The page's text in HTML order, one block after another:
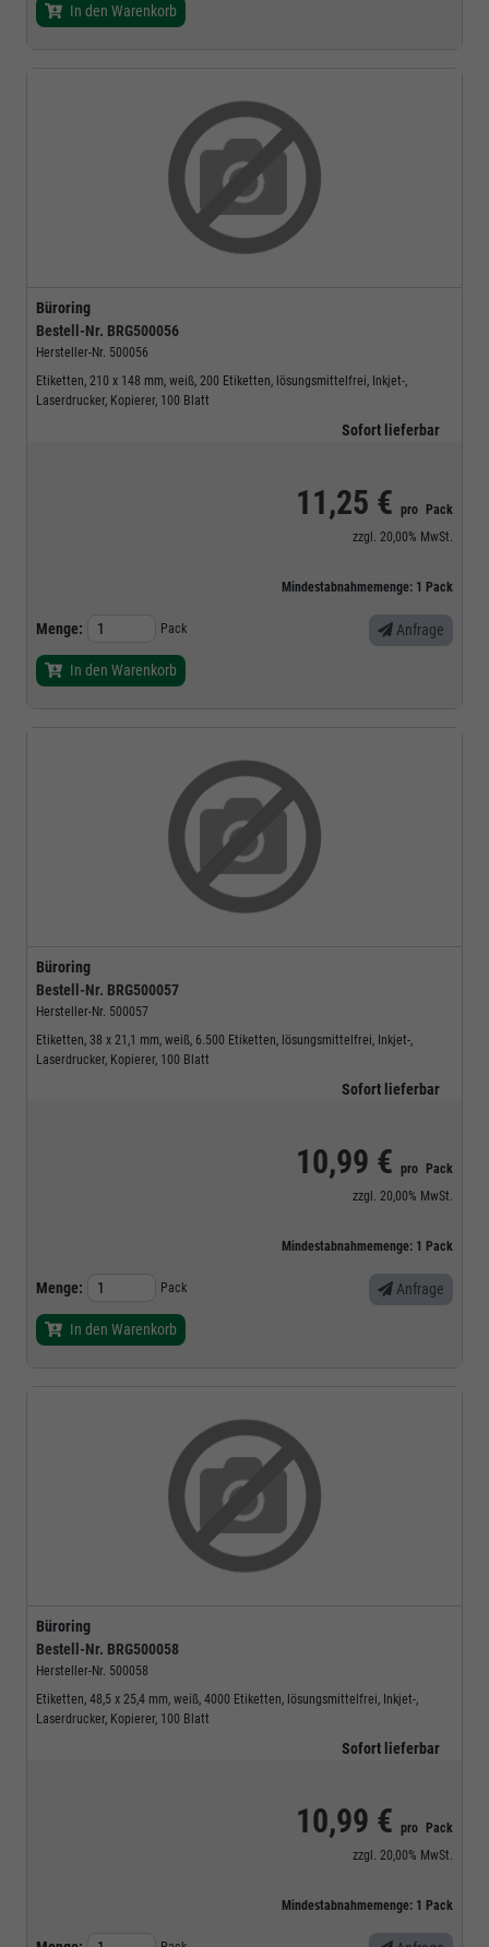
In den Warenkorb
Büroring
Bestell-Nr. BRG500056
Hersteller-Nr. 500056
Etiketten, 210 x 148 mm, weiß, 200 Etiketten, lösungsmittelfrei, Inkjet-,
Laserdrucker, Kopierer, 100 Blatt
Sofort lieferbar
11,25 € pro
Pack
zzgl. 20,00% MwSt.
Mindestabnahmemenge: 1 Pack
Menge: Pack Anfrage
In den Warenkorb
Büroring
Bestell-Nr. BRG500057
Hersteller-Nr. 500057
Etiketten, 38 x 21,1 mm, weiß, 6.500 Etiketten, lösungsmittelfrei, Inkjet-,
Laserdrucker, Kopierer, 100 Blatt
Sofort lieferbar
10,99 € pro
Pack
zzgl. 20,00% MwSt.
Mindestabnahmemenge: 1 Pack
Menge: Pack Anfrage
In den Warenkorb
Büroring
Bestell-Nr. BRG500058
Hersteller-Nr. 500058
Etiketten, 48,5 x 25,4 mm, weiß, 4000 Etiketten, lösungsmittelfrei, Inkjet-,
Laserdrucker, Kopierer, 100 Blatt
Sofort lieferbar
10,99 € pro
Pack
zzgl. 20,00% MwSt.
Mindestabnahmemenge: 1 Pack